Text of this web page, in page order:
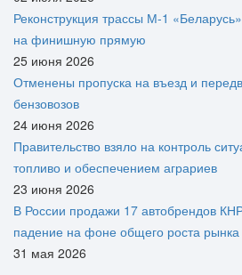
Реконструкция трассы М-1
на финишную прямую
25 июня 2026
Отменены пропуска на въезд и
бензовозов
24 июня 2026
Правительство взяло на контроль
топливо и обеспечением аграриев
23 июня 2026
В России продажи 17 автобрендов
падение на фоне общего роста рынка
31 мая 2026